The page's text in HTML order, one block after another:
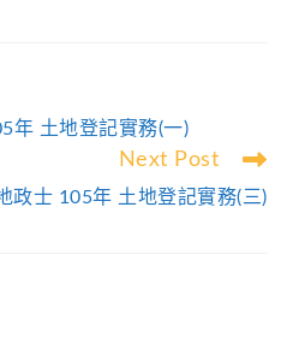
年 土地登記實務(一)
Next Post
政士 105年 土地登記實務(三)